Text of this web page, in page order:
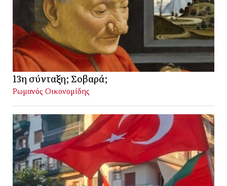
13η σύνταξη; Σοβαρά;
Ρωμανός Οικονομίδης